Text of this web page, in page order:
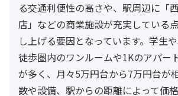
る交通利便性の高さや、駅周辺に「
店」などの商業施設が充実している
し上げる要因となっています。学生
徒歩圏内のワンルームや1Kのアパー
が多く、月々5万円台から7万円台が
数や設備、駅からの距離によって価